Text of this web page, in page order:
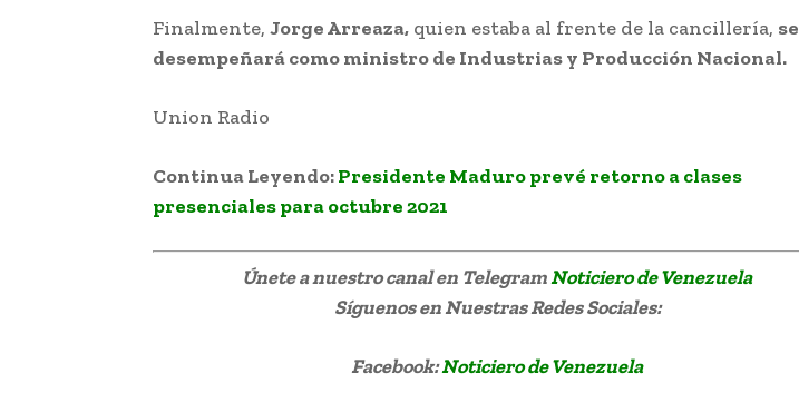
Finalmente, Jorge Arreaza, quien estaba al frente de la cancillería, se
desempeñará como ministro de Industrias y Producción Nacional.
Union Radio
Continua Leyendo:Presidente Maduro prevé retorno a clases
presenciales para octubre 2021
Únete a nuestro canal en TelegramNoticiero de Venezuela
Síguenosen Nuestras Redes Sociales:
Facebook:Noticiero de Venezuela